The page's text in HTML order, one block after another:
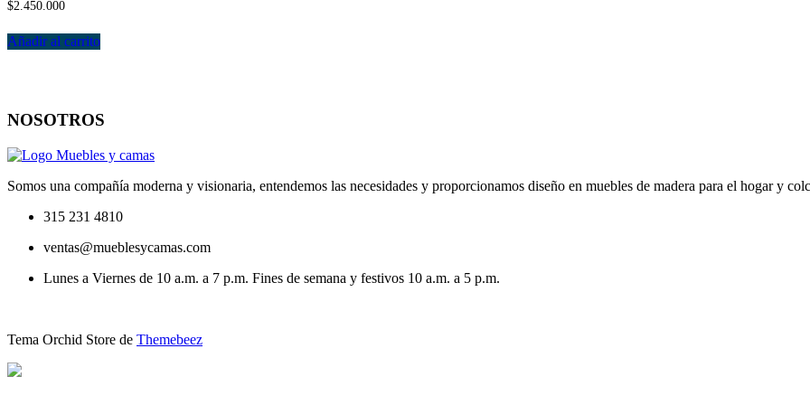
$2.450.000
Añadir al carrito
NOSOTROS
Somos una compañía moderna y visionaria, entendemos las necesidades y proporcionamos diseño en muebles de madera para el hogar y
315 231 4810
ventas@mueblesycamas.com
Lunes a Viernes de 10 a.m. a 7 p.m. Fines de semana y festivos 10 a.m. a 5 p.m.
Tema Orchid Store de Themebeez